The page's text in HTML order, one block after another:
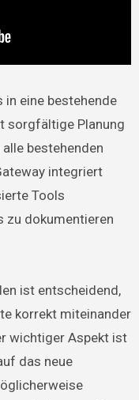
in eine bestehende
sorgfältige Planung
bestehenden
integriert
Tools
zu dokumentieren
ist entscheidend,
korrekt miteinander
wichtiger Aspekt ist
das neue